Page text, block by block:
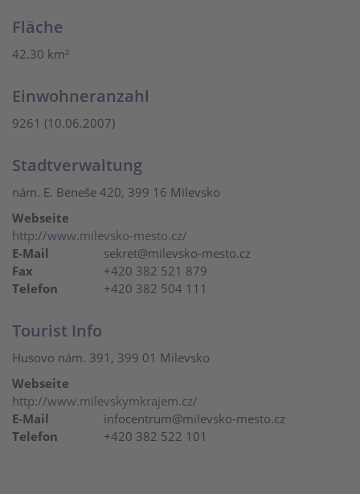
Fläche
42.30 km²
Einwohneranzahl
9261 (10.06.2007)
Stadtverwaltung
nám. E. Beneše 420, 399 16 Milevsko
Webseite
http://www.milevsko-mesto.cz/
E-Mail
sekret@milevsko-mesto.cz
Fax
+420 382 521 879
Telefon
+420 382 504 111
Tourist Info
Husovo nám. 391, 399 01 Milevsko
Webseite
http://www.milevskymkrajem.cz/
E-Mail
infocentrum@milevsko-mesto.cz
Telefon
+420 382 522 101